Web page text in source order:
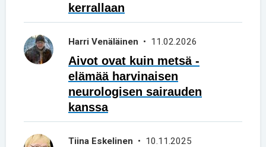
kerrallaan
Harri Venäläinen • 11.02.2026
Aivot ovat kuin metsä -
elämää harvinaisen
neurologisen sairauden
kanssa
Tiina Eskelinen • 10.11.2025